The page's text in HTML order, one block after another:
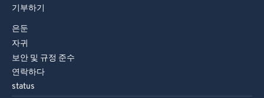
기부하기
은둔
자귀
보안 및 규정 준수
연락하다
status